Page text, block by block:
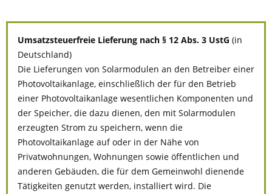
Umsatzsteuerfreie Lieferung nach § 12 Abs. 3 UstG (in
Deutschland)
Die Lieferungen von Solarmodulen an den Betreiber einer
Photovoltaikanlage, einschließlich der für den Betrieb
einer Photovoltaikanlage wesentlichen Komponenten und
der Speicher, die dazu dienen, den mit Solarmodulen
erzeugten Strom zu speichern, wenn die
Photovoltaikanlage auf oder in der Nähe von
Privatwohnungen, Wohnungen sowie öffentlichen und
anderen Gebäuden, die für dem Gemeinwohl dienende
Tätigkeiten genutzt werden, installiert wird. Die